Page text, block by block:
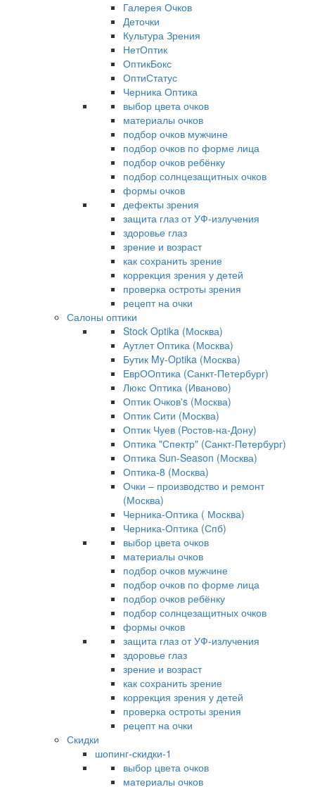
Галерея Очков
Деточки
Культура Зрения
НетОптик
ОптикБокс
ОптиСтатус
Черника Оптика
выбор цвета очков
материалы очков
подбор очков мужчине
подбор очков по форме лица
подбор очков ребёнку
подбор солнцезащитных очков
формы очков
дефекты зрения
защита глаз от УФ-излучения
здоровье глаз
зрение и возраст
как сохранить зрение
коррекция зрения у детей
проверка остроты зрения
рецепт на очки
Салоны оптики
Stock Optika (Москва)
Аутлет Оптика (Москва)
Бутик My-Optika (Москва)
ЕврООптика (Санкт-Петербург)
Люкс Оптика (Иваново)
Оптик Очков's (Москва)
Оптик Сити (Москва)
Оптик Чуев (Ростов-на-Дону)
Оптика "Спектр" (Санкт-Петербург)
Оптика Sun-Season (Москва)
Оптика-8 (Москва)
Очки – производство и ремонт
(Москва)
Черника-Оптика ( Москва)
Черника-Оптика (Спб)
выбор цвета очков
материалы очков
подбор очков мужчине
подбор очков по форме лица
подбор очков ребёнку
подбор солнцезащитных очков
формы очков
защита глаз от УФ-излучения
здоровье глаз
зрение и возраст
как сохранить зрение
коррекция зрения у детей
проверка остроты зрения
рецепт на очки
Скидки
шопинг-скидки-1
выбор цвета очков
материалы очков